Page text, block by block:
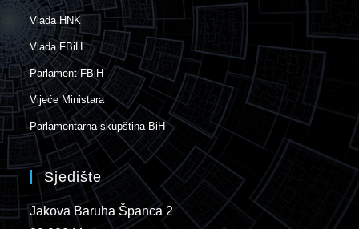
Vlada HNK
Vlada FBiH
Parlament FBiH
Vijeće Ministara
Parlamentarna skupština BiH
Sjedište
Jakova Baruha Španca 2